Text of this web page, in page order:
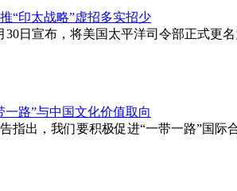
“印太战略”虚招多实招少
30日宣布，将美国太平洋司令部正式更
一路”与中国文化价值取向
指出，我们要积极促进“一带一路”国际